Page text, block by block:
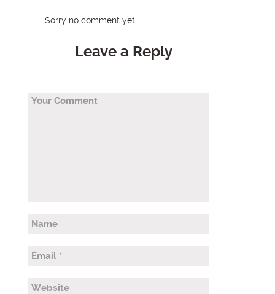
Sorry no comment yet.
Leave a Reply